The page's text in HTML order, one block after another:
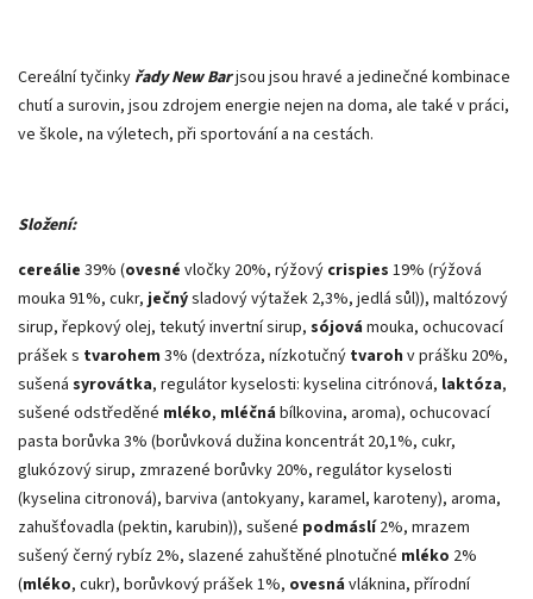
Cereální tyčinky řady New Barjsou jsou hravé a jedinečné kombinace
chutí a surovin, jsou zdrojem energie nejen na doma, ale také v práci,
ve škole, na výletech, při sportování a na cestách.
Složení:
cereálie 39% (ovesné vločky 20%, rýžový crispies 19% (rýžová
mouka 91%, cukr, ječnýsladový výtažek 2,3%, jedlá sůl)), maltózový
sirup, řepkový olej, tekutý invertní sirup, sójová mouka, ochucovací
prášek s tvarohem 3% (dextróza, nízkotučný tvaroh v prášku 20%,
sušená syrovátka, regulátor kyselosti: kyselina citrónová, laktóza,
sušené odstředěné mléko, mléčná bílkovina, aroma), ochucovací
pasta borůvka 3% (borůvková dužina koncentrát 20,1%, cukr,
glukózový sirup, zmrazené borůvky 20%, regulátor kyselosti
(kyselina citronová), barviva (antokyany, karamel, karoteny), aroma,
zahušťovadla (pektin, karubin)), sušené podmáslí2%, mrazem
sušený černý rybíz 2%, slazené zahuštěné plnotučné mléko 2%
(mléko, cukr), borůvkový prášek 1%, ovesná vláknina, přírodní